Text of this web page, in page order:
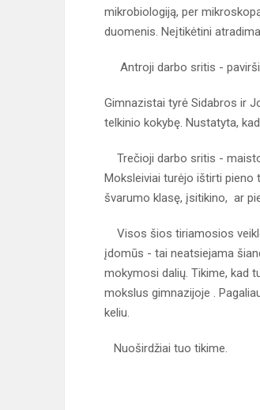
mikrobiologiją, per
duomenis. Neįtikėtini
Antroji darbo sritis -
Gimnazistai tyrė Sidabros ir
telkinio kokybę. Nustatyta,
Trečioji darbo sritis -
Moksleiviai turėjo ištirti pieno
švarumo klasę, įsitikino, ar
Visos šios tiriamosios
įdomūs - tai neatsiejama
mokymosi dalių. Tikime, kad
mokslus gimnazijoje .
keliu.
Nuoširdžiai tuo tikime.